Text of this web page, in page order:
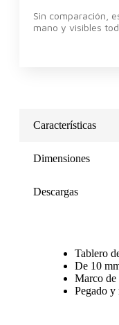
Sin comparación,
mano y visibles
Características
Dimensiones
Descargas
Tablero
De 10
Marco de
Pegado y